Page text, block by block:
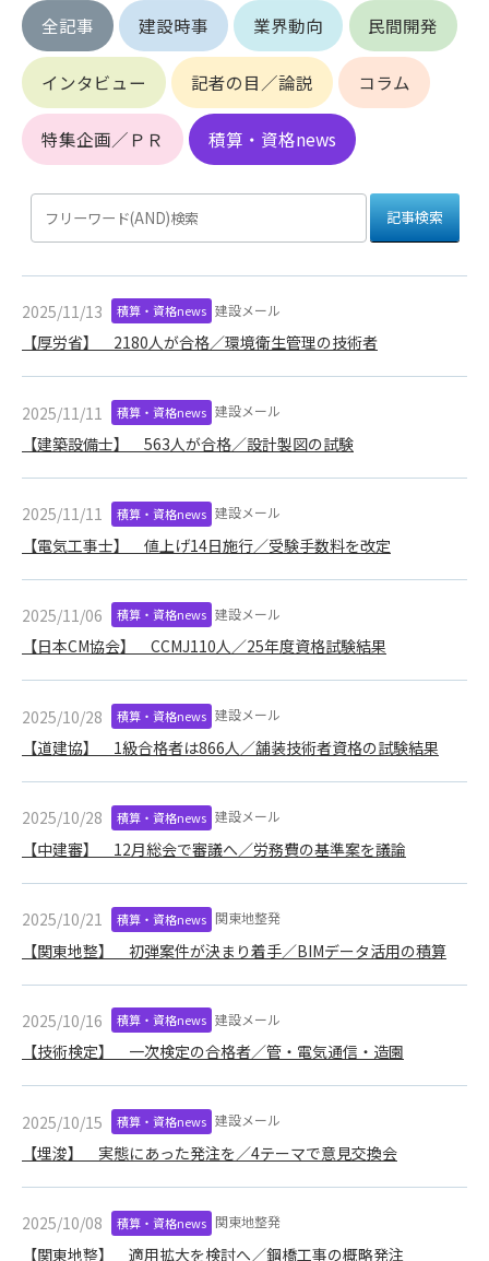
全記事 建設時事 業界動向 民間開発
インタビュー 記者の目／論説 コラム
特集企画／ＰＲ 積算・資格news
2025/11/13 積算・資格news 建設メール
【厚労省】 2180人が合格／環境衛生管理の技術者
2025/11/11 積算・資格news 建設メール
【建築設備士】 563人が合格／設計製図の試験
2025/11/11 積算・資格news 建設メール
【電気工事士】 値上げ14日施行／受験手数料を改定
2025/11/06 積算・資格news 建設メール
【日本CM協会】 CCMJ110人／25年度資格試験結果
2025/10/28 積算・資格news 建設メール
【道建協】 1級合格者は866人／舗装技術者資格の試験結果
2025/10/28 積算・資格news 建設メール
【中建審】 12月総会で審議へ／労務費の基準案を議論
2025/10/21 積算・資格news 関東地整発
【関東地整】 初弾案件が決まり着手／BIMデータ活用の積算
2025/10/16 積算・資格news 建設メール
【技術検定】 一次検定の合格者／管・電気通信・造園
2025/10/15 積算・資格news 建設メール
【埋浚】 実態にあった発注を／4テーマで意見交換会
2025/10/08 積算・資格news 関東地整発
【関東地整】 適用拡大を検討へ／鋼橋工事の概略発注
員としての権限を承認しないことがあります。
(1) 会員申し込みをした者が実在しなかった場合
(2) 本規約に違反した場合/li>
(3) 会員申し込みの際、申告事項に虚偽があった場合
(4) 会員申込者が管理者所定の手続き通りに会員申込手続き処
理を行わなかった場合
(5) その他管理者が会員とすることを不適当と判断した場合
当することが判明した場合、会員資格を取り消すことがあり
ます。
1. 会員は申込の際に管理者が発行したIDおよびパスワードの使
用および管理について責任を負うものとします。
ん。
3. 会員は、IDおよびパスワードの管理不十分、使用上の過誤、
を負うものとし、管理者は一切責任を負いません。
第6条（会員の禁止事項）
1. 会員は建設資料館WEB上で以下の行為をしないものとしま
す。
(1) 第三者または管理者の著作権、その他知的所有権を侵害す
(2) 第三者または管理者の財産、プライバシー等を侵害する行
為
(3) 第三者または管理者を誹謗中傷する行為
(4) 有害なコンピュータプログラム等を送信又は書き込む行為
(5) 第三者に不利益を与える行為
(6) 管理者が承認していない営利を目的とした行為
(7) 公序良俗に反する行為
(8) 犯罪的行為に結びつく行為
(9) その他、法律に反する行為
(10) 建設資料館から知り得た情報及びダウンロードした情報
を、営利を目的として第三者に転売し、または転売のため
に第三者に提供すること
第7条（登録内容の削除）
管理者は、会員が登録した内容が以下に該当する、またはその
恐れのあるものは、会員の承諾なく削除できるものとします。
(1) 登録されている情報が、第6条の定める禁止事項に該当する
と管理者が、判断した場合
(2) 建設資料館の運営および保守管理上、必要と判断した場合
(3) 広告掲載料金の支払が遅延した場合
(4) その他、管理者が不適当と判断した場合
管理者は、会員の承諾なく、本サービス内容の変更(新規追加、
廃止を含み)し、本サービスの運営を中止または廃止することが